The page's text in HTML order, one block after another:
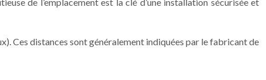
Ces distances sont généralement indiquées par le fabricant de